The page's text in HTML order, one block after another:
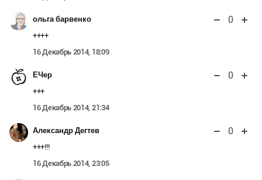
ольга барвенко 0
++++
16 Декабрь 2014, 18:09
ЕЧер 0
+++
16 Декабрь 2014, 21:34
Александр Дегтев 0
+++!!!
16 Декабрь 2014, 23:05